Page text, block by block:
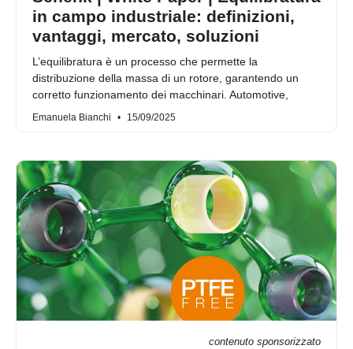
in campo industriale: definizioni,
vantaggi, mercato, soluzioni
L’equilibratura è un processo che permette la
distribuzione della massa di un rotore, garantendo un
corretto funzionamento dei macchinari. Automotive,
Emanuela Bianchi 15/09/2025
contenuto sponsorizzato